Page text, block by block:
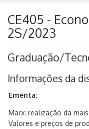
CE405 -
2S/2023
Graduação/
Informações da
Ementa:
Marx: realização da
Valores e preços de